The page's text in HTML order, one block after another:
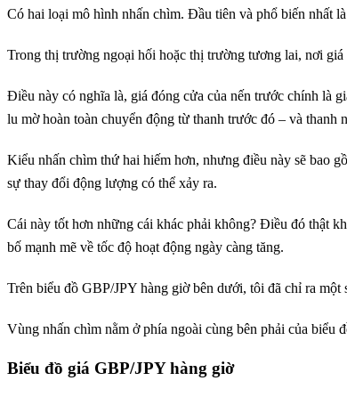
Có hai loại mô hình nhấn chìm. Đầu tiên và phổ biến nhất
Trong thị trường ngoại hối hoặc thị trường tương lai, nơi
Điều này có nghĩa là, giá đóng cửa của nến trước chính là
lu mờ hoàn toàn chuyển động từ thanh trước đó – và thanh
Kiểu nhấn chìm thứ hai hiếm hơn, nhưng điều này sẽ bao
sự thay đổi động lượng có thể xảy ra.
Cái này tốt hơn những cái khác phải không? Điều đó thật
bố mạnh mẽ về tốc độ hoạt động ngày càng tăng.
Trên biểu đồ GBP/JPY hàng giờ bên dưới, tôi đã chỉ ra
Vùng nhấn chìm nằm ở phía ngoài cùng bên phải của biểu
Biểu đồ giá GBP/JPY hàng giờ